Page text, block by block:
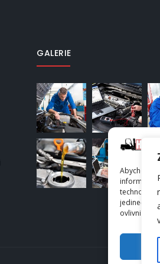
Abychom
informacím
jedinečná
ovlivnit
GALERIE